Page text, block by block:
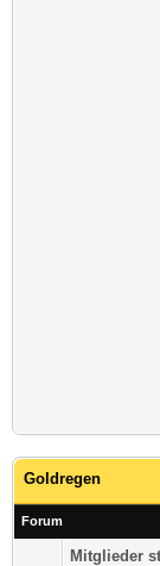
Goldregen
Forum
Mitglieder